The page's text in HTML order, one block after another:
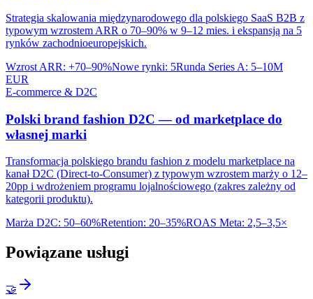
Strategia skalowania międzynarodowego dla polskiego SaaS B2B z
typowym wzrostem ARR o 70–90% w 9–12 mies. i ekspansją na 5
rynków zachodnioeuropejskich.
Wzrost ARR: +70–90%Nowe rynki: 5Runda Series A: 5–10M
EUR
E-commerce & D2C
Polski brand fashion D2C — od marketplace do
własnej marki
Transformacja polskiego brandu fashion z modelu marketplace na
kanał D2C (Direct-to-Consumer) z typowym wzrostem marży o 12–
20pp i wdrożeniem programu lojalnościowego (zakres zależny od
kategorii produktu).
Marża D2C: 50–60%Retention: 20–35%ROAS Meta: 2,5–3,5×
Powiązane usługi
🤝